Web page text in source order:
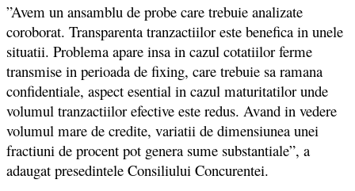
”Avem un ansamblu de probe care trebuie analizate
coroborat. Transparenta tranzactiilor este benefica in unele
situatii. Problema apare insa in cazul cotatiilor ferme
transmise in perioada de fixing, care trebuie sa ramana
confidentiale, aspect esential in cazul maturitatilor unde
volumul tranzactiilor efective este redus. Avand in vedere
volumul mare de credite, variatii de dimensiunea unei
fractiuni de procent pot genera sume substantiale”, a
adaugat presedintele Consiliului Concurentei.